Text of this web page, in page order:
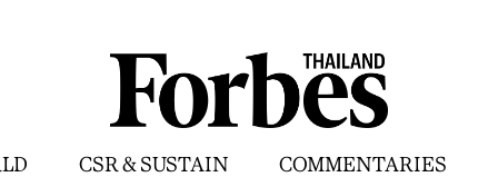
CSR & SUSTAIN COMMENTARIES